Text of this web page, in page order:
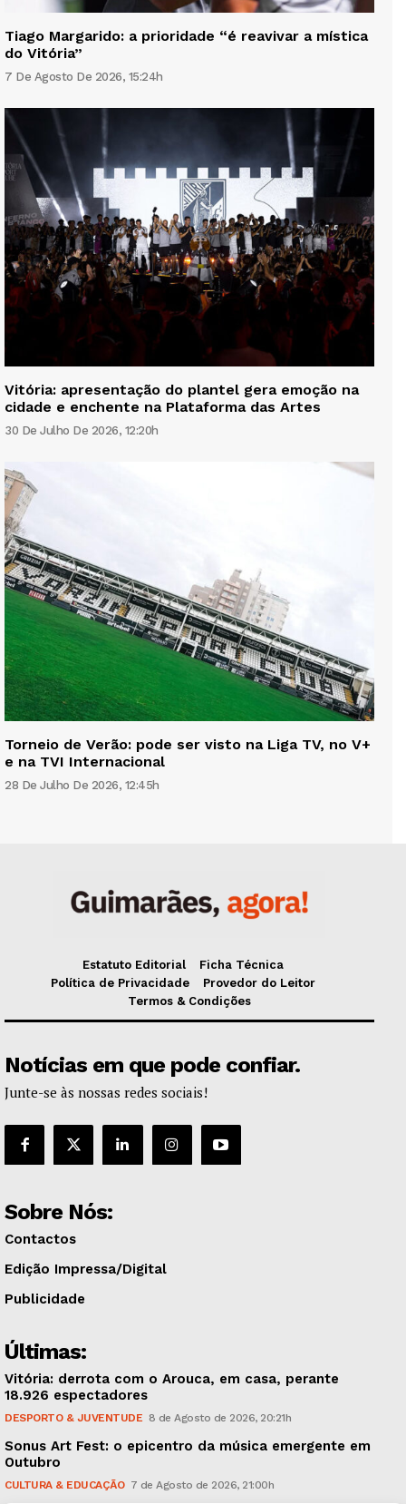
Tiago Margarido: a prioridade “é reavivar a mística
do Vitória”
7 De Agosto De 2026, 15:24h
Vitória: apresentação do plantel gera emoção na
cidade e enchente na Plataforma das Artes
30 De Julho De 2026, 12:20h
Torneio de Verão: pode ser visto na Liga TV, no V+
e na TVI Internacional
28 De Julho De 2026, 12:45h
Estatuto Editorial
Ficha Técnica
Política de Privacidade
Provedor do Leitor
Termos & Condições
Notícias em que pode confiar.
Junte-se às nossas redes sociais!
Sobre Nós:
Contactos
Edição Impressa/Digital
Publicidade
Últimas:
Vitória: derrota com o Arouca, em casa, perante
18.926 espectadores
DESPORTO & JUVENTUDE 8 de Agosto de 2026, 20:21h
Sonus Art Fest: o epicentro da música emergente em
Outubro
CULTURA & EDUCAÇÃO 7 de Agosto de 2026, 21:00h